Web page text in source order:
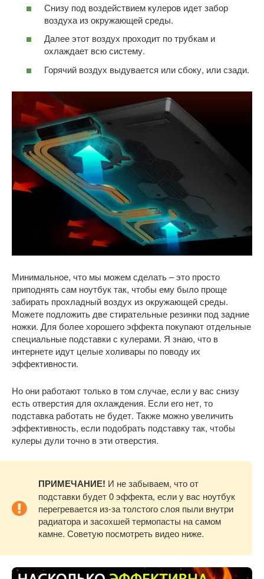
Снизу под воздействием кулеров идет забор
воздуха из окружающей среды.
Далее этот воздух проходит по трубкам и
охлаждает всю систему.
Горячий воздух выдувается или сбоку, или сзади.
Минимальное, что мы можем сделать – это просто
приподнять сам ноутбук так, чтобы ему было проще
забирать прохладный воздух из окружающей среды.
Можете подложить две стирательные резинки под задние
ножки. Для более хорошего эффекта покупают отдельные
специальные подставки с кулерами. Я знаю, что в
интернете идут целые холивары по поводу их
эффективности.
Но они работают только в том случае, если у вас снизу
есть отверстия для охлаждения. Если его нет, то
подставка работать не будет. Также можно увеличить
эффективность, если подобрать подставку так, чтобы
кулеры дули точно в эти отверстия.
ПРИМЕЧАНИЕ! И не забываем, что от
подставки будет 0 эффекта, если у вас ноутбук
перегревается из-за толстого слоя пыли внутри
радиатора и засохшей термопасты на самом
камне. Советую посмотреть видео ниже.